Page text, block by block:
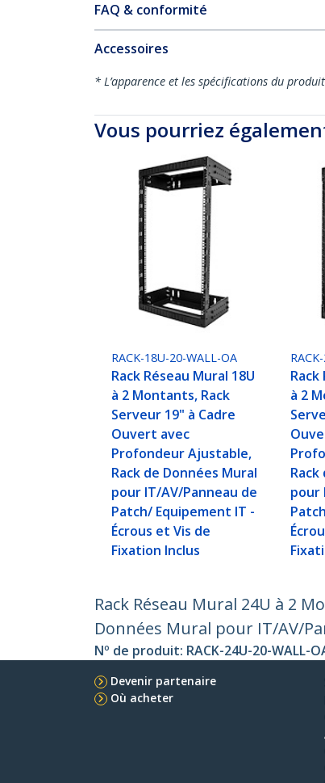
FAQ & conformité
Accessoires
* L’apparence et les spécifications du
Vous pourriez
RACK-18U-20-WALL-OA
Rack Réseau Mural 18U
à 2 Montants, Rack
Serveur 19" à Cadre
Ouvert avec
Profondeur Ajustable,
Rack de Données Mural
pour IT/AV/Panneau de
Patch/ Equipement IT -
Écrous et Vis de
Fixation Inclus
Rack
à 2
pour
Rack Réseau Mural 24U à 2
Données Mural pour IT/AV/
Nº de produit: RACK-24U-20-WALL-
Devenir partenaire
Où acheter